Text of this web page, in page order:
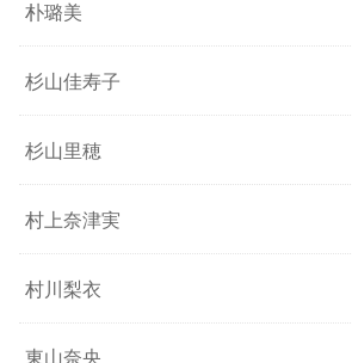
朴璐美
杉山佳寿子
杉山里穂
村上奈津実
村川梨衣
東山奈央